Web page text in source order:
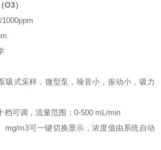
O3）
/1000ppm
吸式采样，微型泵，噪音小，振动小，吸力
档可调，流量范围：0-500 mL/min
mg/m3可一键切换显示，浓度值由系统自动